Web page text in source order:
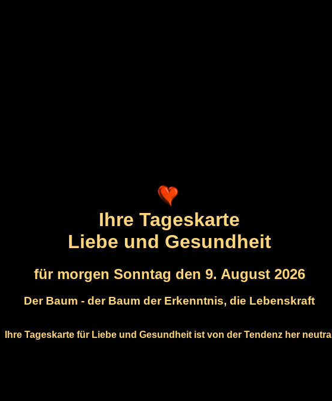
Ihre Tageskarte
Liebe und Gesundheit
für morgen Sonntag den 9. August 2026
Der Baum - der Baum der Erkenntnis, die Lebenskraft
Ihre Tageskarte für Liebe und Gesundheit ist von der Tendenz her neutral